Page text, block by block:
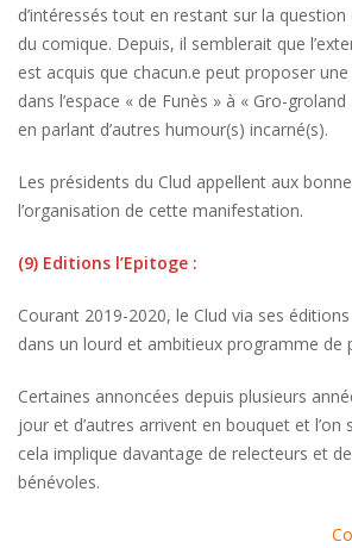
d’intéressés tout en restant sur la question
du comique. Depuis, il semblerait que
est acquis que chacun.e peut proposer
dans l’espace « de Funès » à « Gro-
en parlant d’autres humour(s) incarné(s).
Les présidents du Clud appellent aux
l’organisation de cette manifestation.
(9) Editions l’Epitoge :
Courant 2019-2020, le Clud via ses
dans un lourd et ambitieux programme de
Certaines annoncées depuis plusieurs
jour et d’autres arrivent en bouquet et l’on
cela implique davantage de relecteurs et
bénévoles.